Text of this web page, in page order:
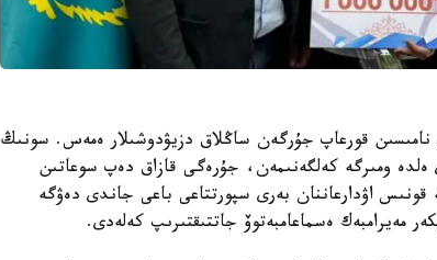
نامىسىن قورعاپ جۇرگەن ساڭلاق دزيۋدوشىلار ەمەس. سونىڭ
ەلدە ومىرگە كەلگەنىمەن، جۇرەگى قازاق دەپ سوعاتىن
قونىس اۋدارعاننان بەرى سپورتتاعى باعى جاندى دەۋگە